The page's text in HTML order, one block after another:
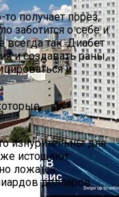
Отели В
Сервис
получает порез,
заботится о себе и
всегда так. Диабет
и создавать раны,
и
изнурительны для
истощают
ложатся
долларов